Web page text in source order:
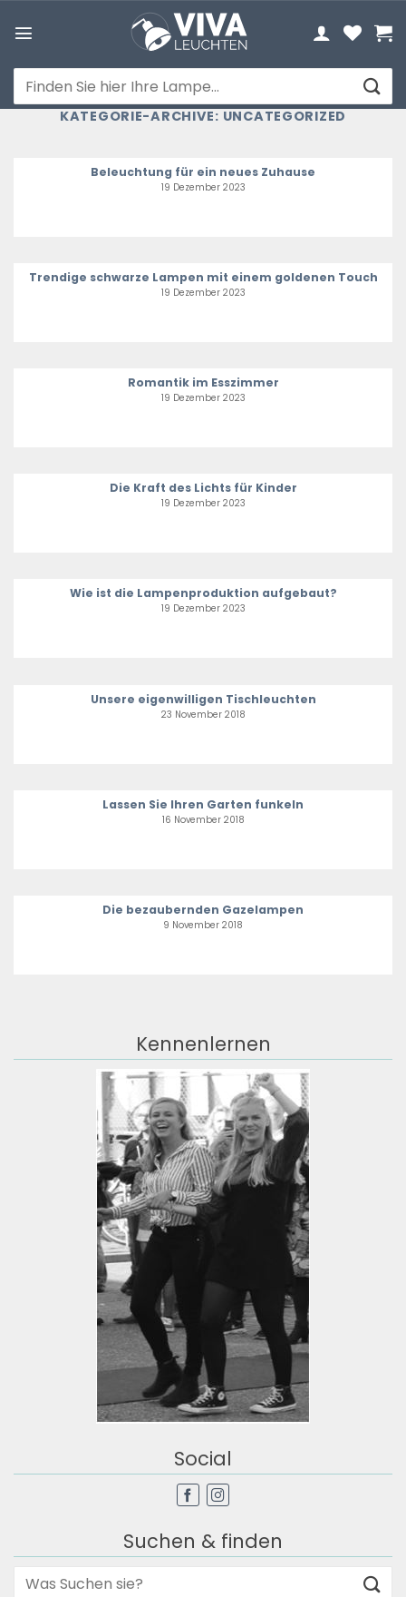
Inhalt
Suchen
nach:
KATEGORIE-ARCHIVE: UNCATEGORIZED
Beleuchtung für ein neues Zuhause
19 Dezember 2023
Trendige schwarze Lampen mit einem goldenen Touch
19 Dezember 2023
Romantik im Esszimmer
19 Dezember 2023
Die Kraft des Lichts für Kinder
19 Dezember 2023
Wie ist die Lampenproduktion aufgebaut?
19 Dezember 2023
Unsere eigenwilligen Tischleuchten
23 November 2018
Lassen Sie Ihren Garten funkeln
16 November 2018
Die bezaubernden Gazelampen
9 November 2018
Kennenlernen
Social
Suchen & finden